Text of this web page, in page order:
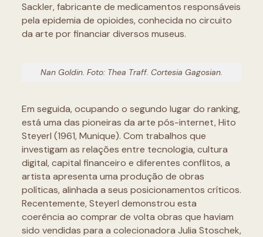
Sackler, fabricante de medicamentos responsáveis
pela epidemia de opioides, conhecida no circuito
da arte por financiar diversos museus.
Nan Goldin. Foto: Thea Traff. Cortesia Gagosian.
Em seguida, ocupando o segundo lugar do ranking,
está uma das pioneiras da arte pós-internet, Hito
Steyerl (1961, Munique). Com trabalhos que
investigam as relações entre tecnologia, cultura
digital, capital financeiro e diferentes conflitos, a
artista apresenta uma produção de obras
políticas, alinhada a seus posicionamentos críticos.
Recentemente, Steyerl demonstrou esta
coerência ao comprar de volta obras que haviam
sido vendidas para a colecionadora Julia Stoschek,